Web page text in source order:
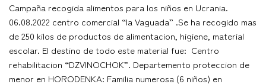
Campaña recogida alimentos para los niños en Ucrania.
06.08.2022 centro comercial “la Vaguada” .Se ha recogido mas
de 250 kilos de productos de alimentacion, higiene, material
escolar. El destino de todo este material fue: Centro
rehabilitacion “DZVINOCHOK”. Departemento proteccion de
menor en HORODENKA: Familia numerosa (6 niños) en